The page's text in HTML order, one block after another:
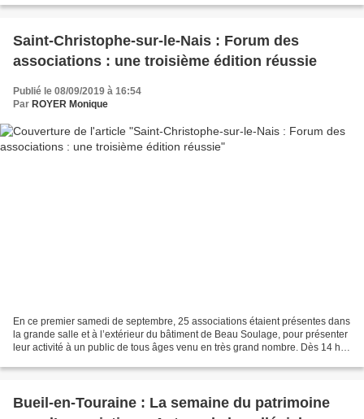
Saint-Christophe-sur-le-Nais : Forum des
associations : une troisième édition réussie
Publié le 08/09/2019 à 16:54
Par ROYER Monique
En ce premier samedi de septembre, 25 associations étaient présentes dans
la grande salle et à l’extérieur du bâtiment de Beau Soulage, pour présenter
leur activité à un public de tous âges venu en très grand nombre. Dès 14 h,
Bueil-en-Touraine : La semaine du patrimoine